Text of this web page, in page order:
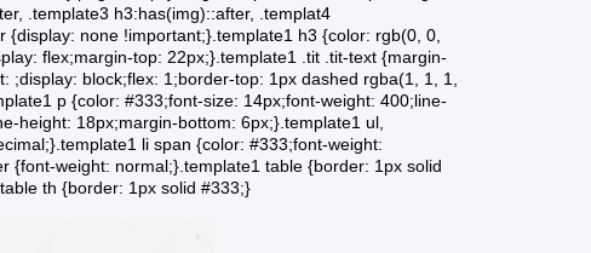
.template3 h3:has(img)::after, .templat4
none !important;}.template1 h3 {color: rgb(0, 0,
flex;margin-top: 22px;}.template1 .tit .tit-text {margin-
;display: block;flex: 1;border-top: 1px dashed rgba(1, 1, 1,
p {color: #333;font-size: 14px;font-weight: 400;line-
height: 18px;margin-bottom: 6px;}.template1 ul,
li span {color: #333;font-weight:
{font-weight: normal;}.template1 table {border: 1px solid
th {border: 1px solid #333;}